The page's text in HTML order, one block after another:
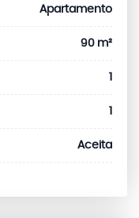
Apartamento
90 m²
1
1
Aceita